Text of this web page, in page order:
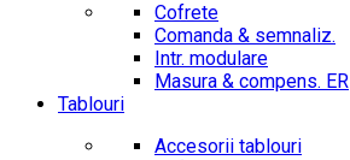
Cofrete
Comanda & semnaliz.
Intr. modulare
Masura & compens. ER
Tablouri
Accesorii tablouri